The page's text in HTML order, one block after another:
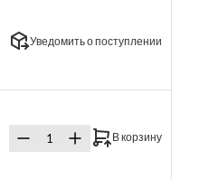
Уведомить о поступлении
В корзину